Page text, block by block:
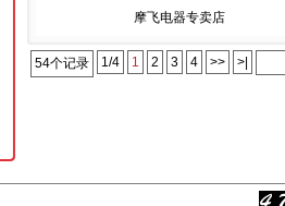
摩飞电器专卖店
54个记录 1/4 1 2 3 4 >> >|